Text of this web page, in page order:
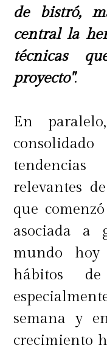
de bistró,
central la
técnicas
proyecto".
En
tendencias
relevantes
que
asociada a
mundo
hábitos
semana y
crecimiento